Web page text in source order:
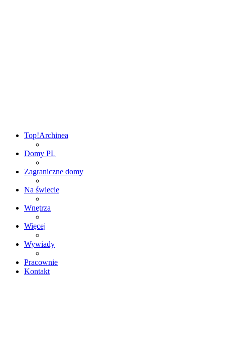
Top!Archinea
Domy PL
Zagraniczne domy
Na świecie
Wnętrza
Więcej
Wywiady
Pracownie
Kontakt